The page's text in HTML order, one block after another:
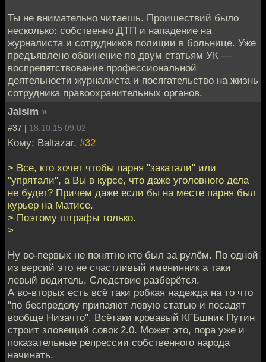
Ты не внимательно читаешь. Проишествий было
несколько: собственно ДТП и нападение на
журналиста и сотрудников полиции в больнице. Уже
предъявлено обвинение по двум статьям УК —
воспрепятствование профессиональной
деятельности журналиста и посягательство на жизнь
сотрудника правоохранительных органов.
Jalsim »
#37 | 18.10.15 09:02
Кому: Baltazar, #32
> Все, кто хочет чтобы парня "закатали" или
"упрятали", а Вы в курсе, что даже уголовного дела
не будет? Причем даже если бы на месте парня был
курьер на Матисе.
> Поэтому штрафы только.
>
Ну во-первых не понятно кто был за рулём. По одной
из версий это не счастливый именинник а таки
левый водитель. Следствие разберётся.
А во-вторых есть всё таки робкая надежда на то что
"по беспределу припаяют левую статью и посадят
вообще Низачто". Всётаки кровавый КГБшник Путин
строит зловещий совок 2.0. Может это, пора уже и
показательные репрессии собственного народа
начинать.